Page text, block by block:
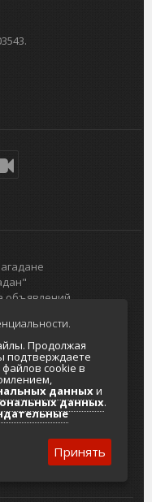
объявлений
портал
обработки
персональных
Продолжая
подтверждаете
файлов cookie в
данныхи
данных.
Принять